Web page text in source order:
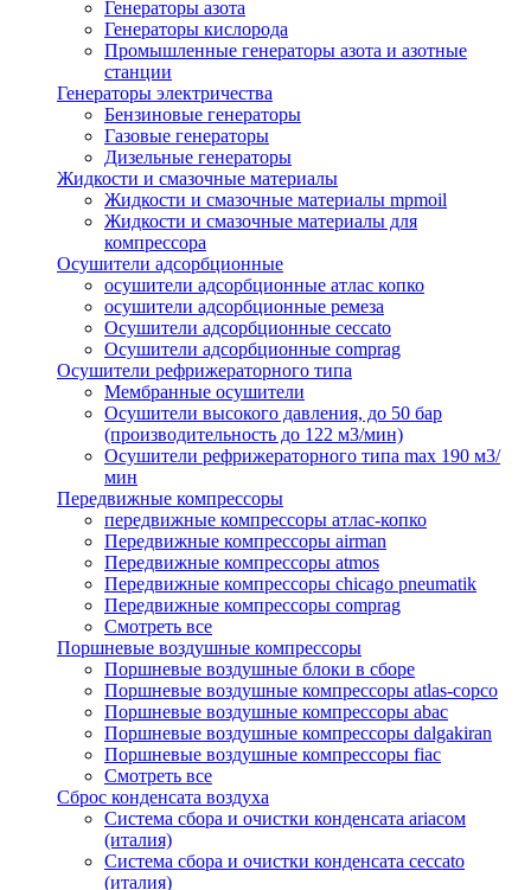
Генераторы азота
Генераторы кислорода
Промышленные генераторы азота и азотные
станции
Генераторы электричества
Бензиновые генераторы
Газовые генераторы
Дизельные генераторы
Жидкости и смазочные материалы
Жидкости и смазочные материалы mpmoil
Жидкости и смазочные материалы для
компрессора
Осушители адсорбционные
осушители адсорбционные атлас копко
осушители адсорбционные ремеза
Осушители адсорбционные ceccato
Осушители адсорбционные comprag
Осушители рефрижераторного типа
Мембранные осушители
Осушители высокого давления, до 50 бар
(производительность до 122 м3/мин)
Осушители рефрижераторного типа max 190 м3/
мин
Передвижные компрессоры
передвижные компрессоры атлас-копко
Передвижные компрессоры airman
Передвижные компрессоры atmos
Передвижные компрессоры chicago pneumatik
Передвижные компрессоры comprag
Смотреть все
Поршневые воздушные компрессоры
Поршневые воздушные блоки в сборе
Поршневые воздушные компрессоры atlas-copco
Поршневые воздушные компрессоры abac
Поршневые воздушные компрессоры dalgakiran
Поршневые воздушные компрессоры fiac
Смотреть все
Сброс конденсата воздуха
Система сбора и очистки конденсата ariacом
(италия)
Система сбора и очистки конденсата ceccato
(италия)